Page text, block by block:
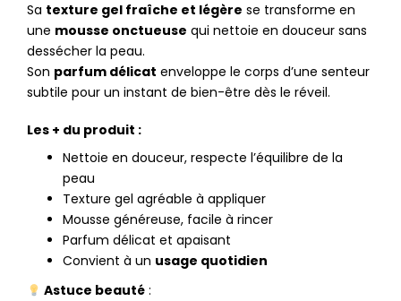
Sa texture gel fraîche et légère se transforme en
une mousse onctueuse qui nettoie en douceur sans
dessécher la peau.
Son parfum délicat enveloppe le corps d’une senteur
subtile pour un instant de bien-être dès le réveil.
Les + du produit :
Nettoie en douceur, respecte l’équilibre de la
peau
Texture gel agréable à appliquer
Mousse généreuse, facile à rincer
Parfum délicat et apaisant
Convient à un usage quotidien
Astuce beauté: